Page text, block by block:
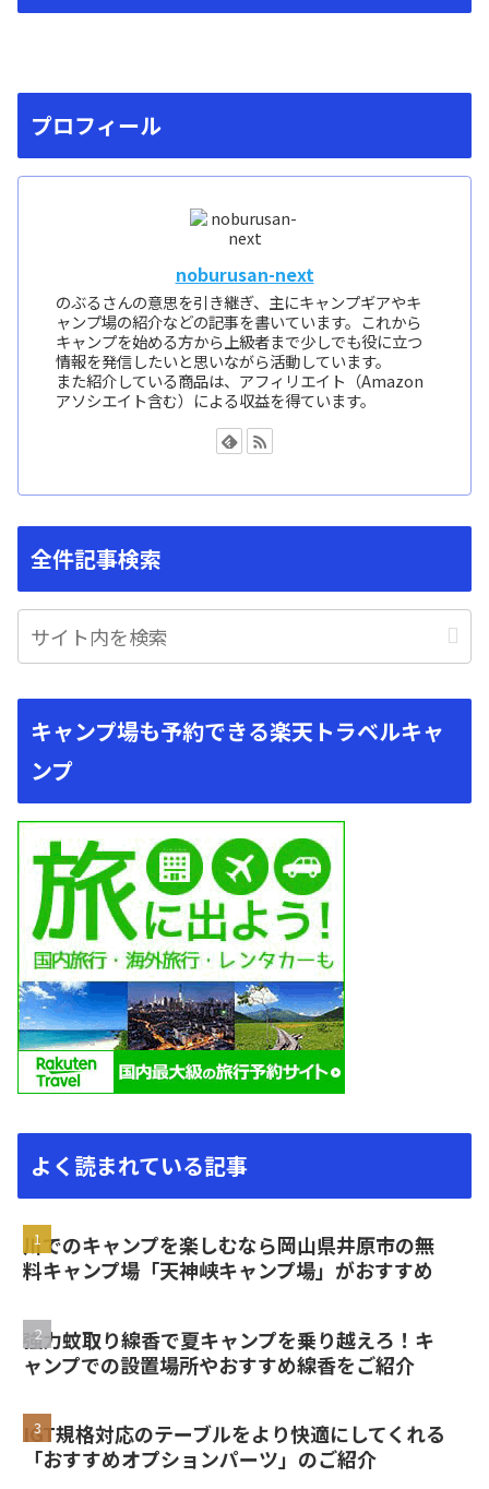
プロフィール
noburusan-next
のぶるさんの意思を引き継ぎ、主にキャンプギアやキ
ャンプ場の紹介などの記事を書いています。これから
キャンプを始める方から上級者まで少しでも役に立つ
情報を発信したいと思いながら活動しています。
また紹介している商品は、アフィリエイト（Amazon
アソシエイト含む）による収益を得ています。
全件記事検索
キャンプ場も予約できる楽天トラベルキャ
ンプ
よく読まれている記事
川でのキャンプを楽しむなら岡山県井原市の無
料キャンプ場「天神峡キャンプ場」がおすすめ
強力蚊取り線香で夏キャンプを乗り越えろ！キ
ャンプでの設置場所やおすすめ線香をご紹介
IGT規格対応のテーブルをより快適にしてくれる
「おすすめオプションパーツ」のご紹介